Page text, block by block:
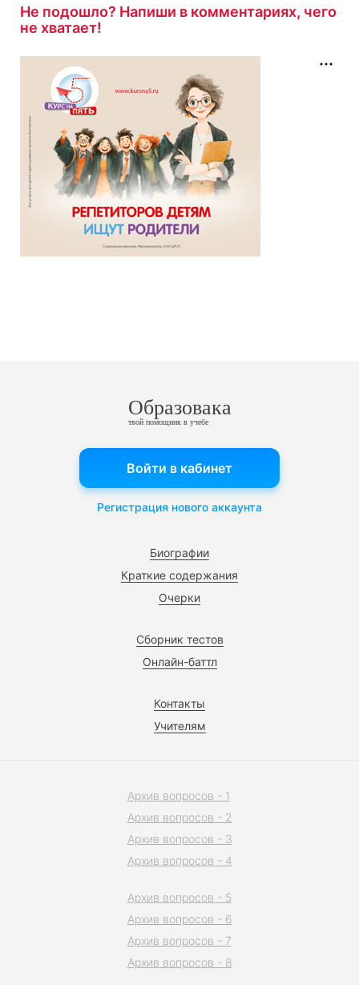
Не подошло? Напиши в комментариях, чего
не хватает!
Образовака
твой помощник в учебе
Биографии
Краткие содержания
Очерки
Сборник тестов
Онлайн-баттл
Контакты
Учителям
Войти в кабинет
Регистрация нового аккаунта
Архив вопросов - 1
Архив вопросов - 2
Архив вопросов - 3
Архив вопросов - 4
Архив вопросов - 5
Архив вопросов - 6
Архив вопросов - 7
Архив вопросов - 8